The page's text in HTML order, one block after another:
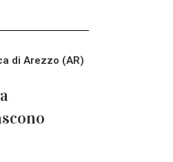
di Arezzo (AR)